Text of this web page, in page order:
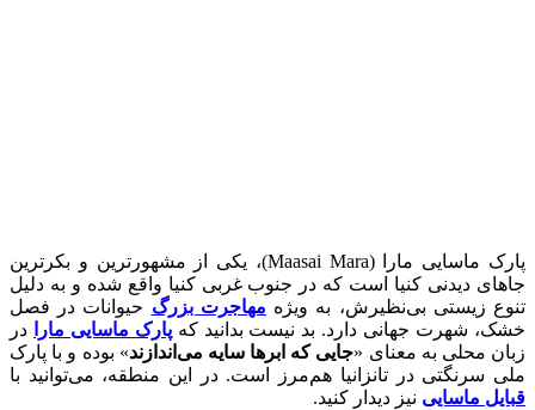
پارک ماسایی مارا (Maasai Mara)، یکی از مشهورترین و بکرترین
جاهای دیدنی کنیا است که در جنوب غربی کنیا واقع شده و به دلیل
تنوع زیستی بی‌نظیرش، به ویژه مهاجرت بزرگ حیوانات در فصل
خشک، شهرت جهانی دارد. بد نیست بدانید کهپارک ماسایی مارا
در
زبان محلی به معنای «جایی که ابرها سایه می‌اندازند» بوده و با پارک
ملی سرنگتی در تانزانیا هم‌مرز است. در این منطقه، می‌توانید با
قبایل ماسایی نیز دیدار کنید.